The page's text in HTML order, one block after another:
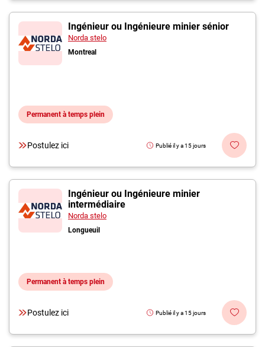
Ingénieur ou Ingénieure minier sénior
Norda stelo
Montreal
Permanent à temps plein
Postulez ici Publié il y a 15 jours
Ingénieur ou Ingénieure minier
intermédiaire
Norda stelo
Longueuil
Permanent à temps plein
Postulez ici Publié il y a 15 jours